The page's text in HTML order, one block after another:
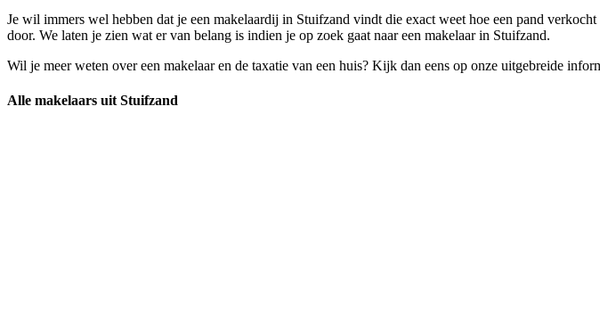
Je wil immers wel hebben dat je een makelaardij in Stuifzand vindt die exact weet hoe een pand
door. We laten je zien wat er van belang is indien je op zoek gaat naar een makelaar in Stuifzand.
Wil je meer weten over een makelaar en de taxatie van een huis? Kijk dan eens op onze uitgebreide
Alle makelaars uit Stuifzand